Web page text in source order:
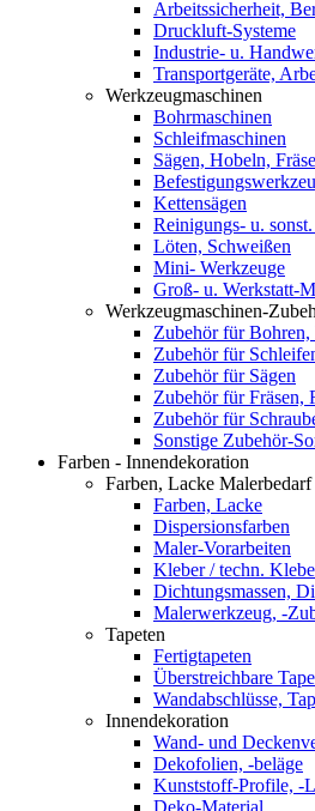
Arbeitssicherheit,
Druckluft-Systeme
Industrie- u.
Transportgeräte,
Werkzeugmaschinen
Bohrmaschinen
Schleifmaschinen
Sägen, Hobeln,
Kettensägen
Reinigungs- u.
Löten, Schweißen
Mini- Werkzeuge
Groß- u. Werkstatt-
Werkzeugmaschinen-
Zubehör für
Zubehör für
Zubehör für Sägen
Zubehör für Fräsen,
Zubehör für
Sonstige Zubehör-
Farben - Innendekoration
Farben, Lacke Malerbedarf
Farben, Lacke
Dispersionsfarben
Maler-Vorarbeiten
Kleber / techn.
Dichtungsmassen,
Malerwerkzeug, -
Tapeten
Fertigtapeten
Überstreichbare
Wandabschlüsse,
Innendekoration
Wand- und
Dekofolien, -beläge
Kunststoff-Profile, -
Deko-Material